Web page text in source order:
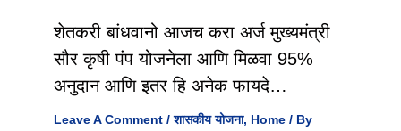
शेतकरी बांधवानो आजच करा अर्ज मुख्यमंत्री
सौर कृषी पंप योजनेला आणि मिळवा 95%
अनुदान आणि इतर हि अनेक फायदे…
Leave A Comment /शासकीय योजना, Home / By